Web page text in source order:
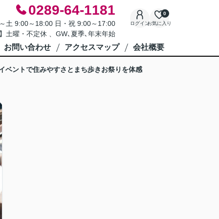
0289-64-1181
土 9:00～18:00 日・祝 9:00～17:00
土曜・不定休 、GW､夏季､年末年始
ログインお気に入り
0
お問い合わせ アクセスマップ 会社概要
ベントで住みやすさとまち歩きお祭りを体感